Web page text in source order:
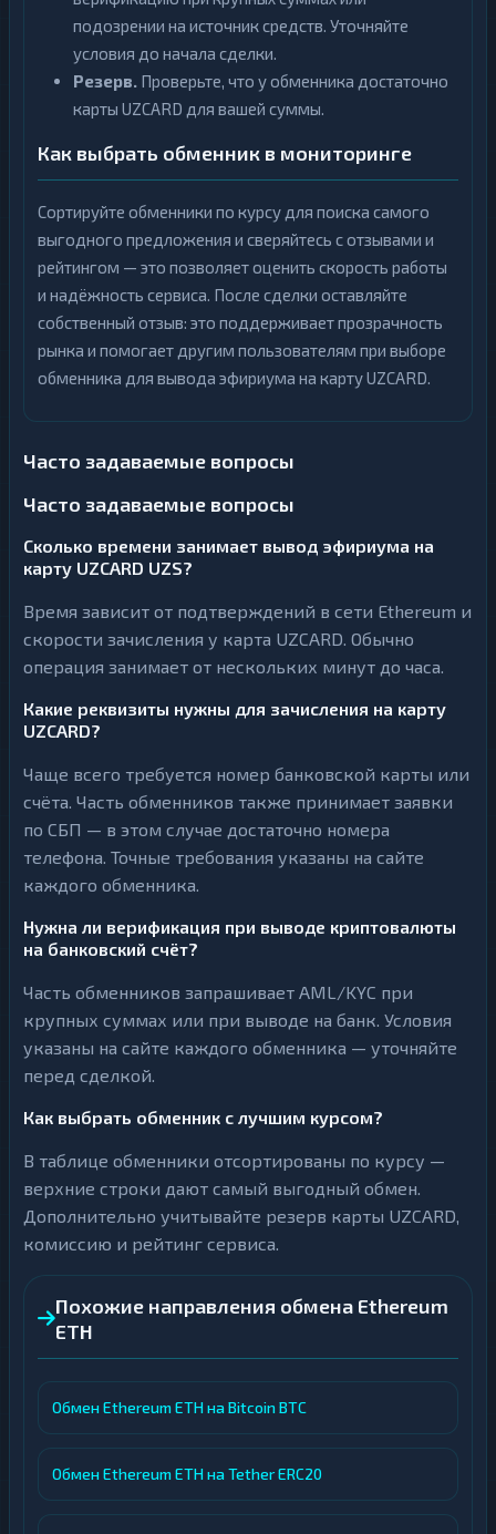
подозрении на источник средств. Уточняйте
условия до начала сделки.
Резерв. Проверьте, что у обменника достаточно
карты UZCARD для вашей суммы.
Как выбрать обменник в мониторинге
Сортируйте обменники по курсу для поиска самого
выгодного предложения и сверяйтесь с отзывами и
рейтингом — это позволяет оценить скорость работы
и надёжность сервиса. После сделки оставляйте
собственный отзыв: это поддерживает прозрачность
рынка и помогает другим пользователям при выборе
обменника для вывода эфириума на карту UZCARD.
Часто задаваемые вопросы
Часто задаваемые вопросы
Сколько времени занимает вывод эфириума на
карту UZCARD UZS?
Время зависит от подтверждений в сети Ethereum и
скорости зачисления у карта UZCARD. Обычно
операция занимает от нескольких минут до часа.
Какие реквизиты нужны для зачисления на карту
UZCARD?
Чаще всего требуется номер банковской карты или
счёта. Часть обменников также принимает заявки
по СБП — в этом случае достаточно номера
телефона. Точные требования указаны на сайте
каждого обменника.
Нужна ли верификация при выводе криптовалюты
на банковский счёт?
Часть обменников запрашивает AML/KYC при
крупных суммах или при выводе на банк. Условия
указаны на сайте каждого обменника — уточняйте
перед сделкой.
Как выбрать обменник с лучшим курсом?
В таблице обменники отсортированы по курсу —
верхние строки дают самый выгодный обмен.
Дополнительно учитывайте резерв карты UZCARD,
комиссию и рейтинг сервиса.
Похожие направления обмена Ethereum
ETH
Обмен Ethereum ETH на Bitcoin BTC
Обмен Ethereum ETH на Tether ERC20